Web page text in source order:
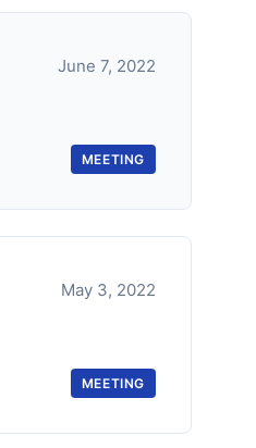
June 7, 2022
MEETING
May 3, 2022
MEETING